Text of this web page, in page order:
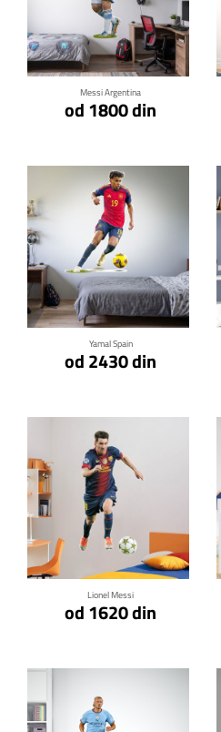
Messi Argentina
od 1800 din
Klikni za detalje
Yamal Spain
od 2430 din
Klikni za detalje
Lionel Messi
od 1620 din
Klikni za detalje